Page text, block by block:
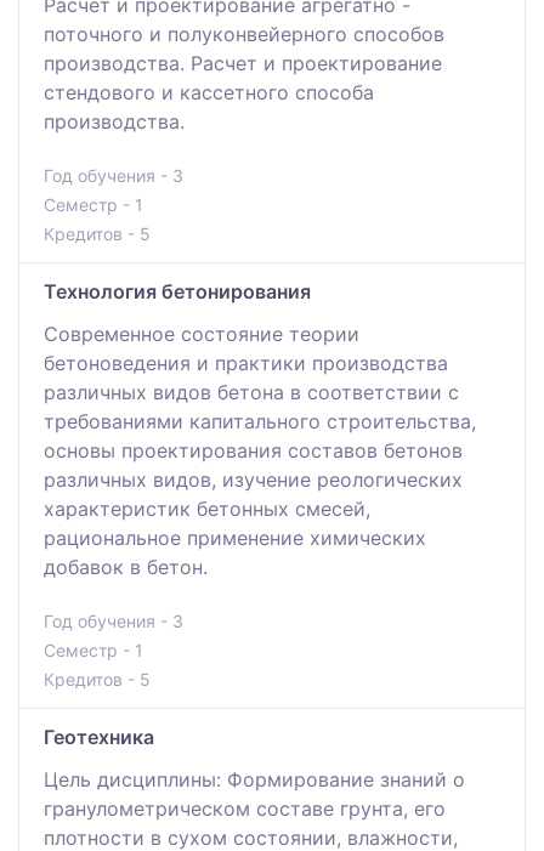
поточного и полуконвейерного способов
производства. Расчет и проектирование
стендового и кассетного способа
производства.
Год обучения - 3
Семестр - 1
Кредитов - 5
Технология бетонирования
Современное состояние теории
бетоноведения и практики производства
различных видов бетона в соответствии с
требованиями капитального строительства,
основы проектирования составов бетонов
различных видов, изучение реологических
характеристик бетонных смесей,
рациональное применение химических
добавок в бетон.
Год обучения - 3
Семестр - 1
Кредитов - 5
Геотехника
Цель дисциплины: Формирование знаний о
гранулометрическом составе грунта, его
плотности в сухом состоянии, влажности,